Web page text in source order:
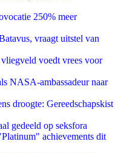
250% meer
vraagt uitstel van
voedt vrees voor
NASA-ambassadeur naar
droogte: Gereedschapskist
gedeeld op seksfora
achievements dit